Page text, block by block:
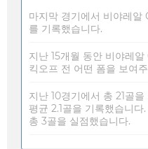
마지막 경기에서 비야레
를 기록했습니다.
지난 15개월 동안 비야레
킥오프 전 어떤 폼을 보여
지난 10경기에서 총 21골
평균 2.1골을 기록했습니
총 3골을 실점했습니다.